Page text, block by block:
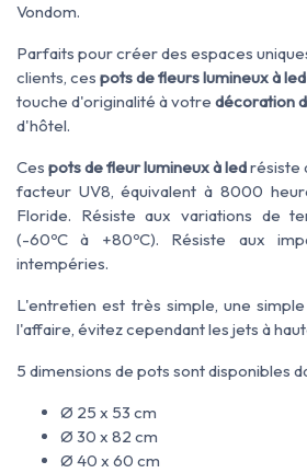
Vondom.
Parfaits pour créer des espaces
clients, ces pots de fleurs lumineux à led
touche d'originalité à votre décoration
d'hôtel.
Ces pots de fleur lumineux à ledrésiste
facteur UV8, équivalent à 8000
Floride. Résiste aux variations de
(-60ºC à +80ºC). Résiste aux
intempéries.
L'entretien est très simple, une
l'affaire, évitez cependant les jets à
5 dimensions de pots sont disponibles
Ø 25 x 53 cm
Ø 30 x 82 cm
Ø 40 x 60 cm